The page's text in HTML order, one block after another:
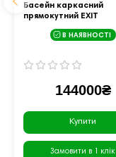
Басейн каркасний
прямокутний EXIT
насосом "дерево".
В НАЯВНОСТІ
144000₴
Купити
Замовити в 1 клік